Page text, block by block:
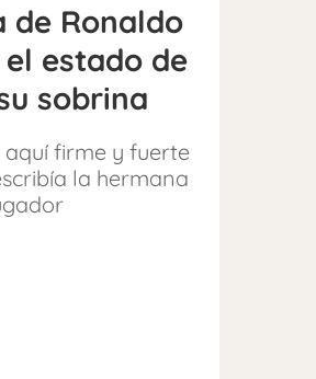
de Ronaldo
estado de
sobrina
firme y fuerte
la hermana